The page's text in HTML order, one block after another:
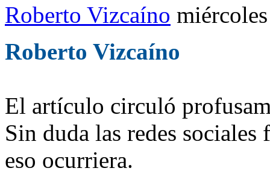
Roberto Vizcaíno
Roberto Vizcaíno
El artículo circuló
Sin duda las redes
eso ocurriera.